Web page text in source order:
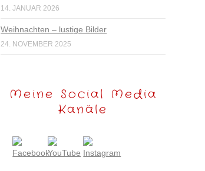
14. JANUAR 2026
Weihnachten – lustige Bilder
24. NOVEMBER 2025
Meine Social Media
Kanäle